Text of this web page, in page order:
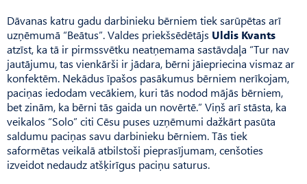
Dāvanas katru gadu darbinieku bērniem tiek sarūpētas arī
uzņēmumā “Beātus”. Valdes priekšsēdētājs Uldis Kvants
atzīst, ka tā ir pirmssvētku neatņemama sastāvdaļa “Tur nav
jautājumu, tas vienkārši ir jādara, bērni jāiepriecina vismaz ar
konfektēm. Ne­kādus īpašos pasākumus bērniem nerīkojam,
paciņas iedodam vecākiem, kuri tās nodod mājās bērniem,
bet zinām, ka bērni tās gaida un novērtē.” Viņš arī stāsta, ka
veikalos “Solo” citi Cēsu puses uzņēmumi dažkārt pasūta
saldumu paciņas savu darbinieku bērniem. Tās tiek
saformētas veikalā atbilstoši pieprasījumam, cenšoties
izveidot nedaudz atšķirīgus paciņu saturus.